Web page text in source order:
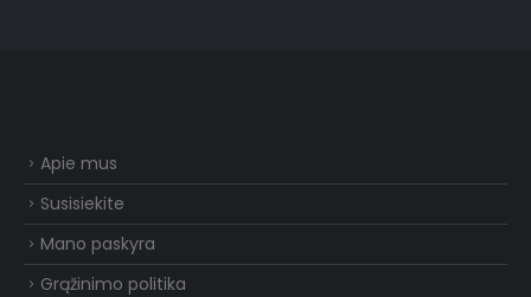
Apie mus
Susisiekite
Mano paskyra
Grąžinimo politika